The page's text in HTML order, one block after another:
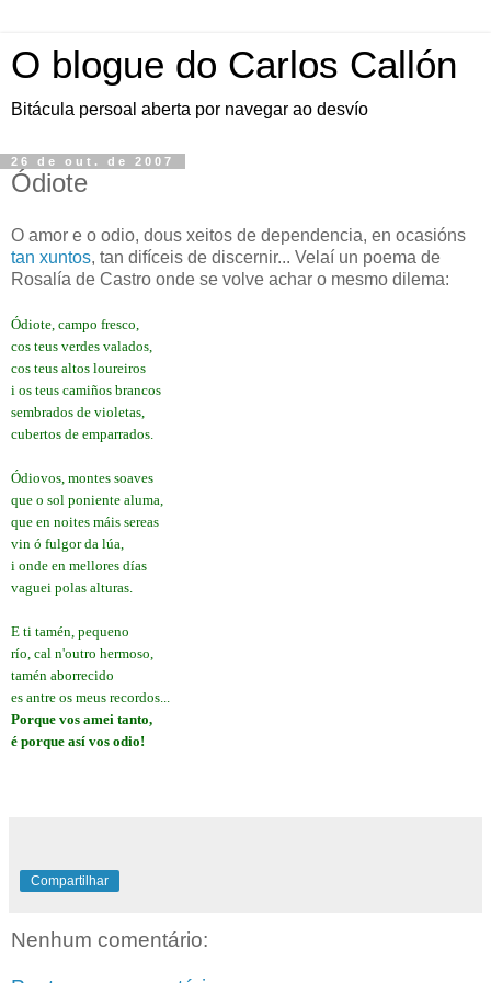
O blogue do Carlos Callón
Bitácula persoal aberta por navegar ao desvío
26 de out. de 2007
Ódiote
O amor e o odio, dous xeitos de dependencia, en ocasións
tan xuntos, tan difíceis de discernir... Velaí un poema de
Rosalía de Castro onde se volve achar o mesmo dilema:
Ódiote, campo fresco,
cos teus verdes valados,
cos teus altos loureiros
i os teus camiños brancos
sembrados de violetas,
cubertos de emparrados.
Ódiovos, montes soaves
que o sol poniente aluma,
que en noites máis sereas
vin ó fulgor da lúa,
i onde en mellores días
vaguei polas alturas.
E ti tamén, pequeno
río, cal n'outro hermoso,
tamén aborrecido
es antre os meus recordos...
Porque vos amei tanto,
é porque así vos odio!
Compartilhar
Nenhum comentário: